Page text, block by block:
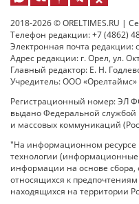
2018-2026 © ORELTIMES.RU |
Телефон редакции: +7 (4862)
Электронная почта редакции:
Адрес редакции: г. Орел, ул.
Главный редактор: Е. Н.
Учредитель: ООО «Орелтаймс»
Регистрационный номер: ЭЛ
выдано Федеральной службой
и массовых коммуникаций
"На информационном
технологии (информационные
информации на основе сбора,
относящихся к
находящихся на территории